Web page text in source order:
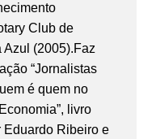
Club de
(2005).Faz
“Jornalistas
é quem no
livro
Eduardo Ribeiro e